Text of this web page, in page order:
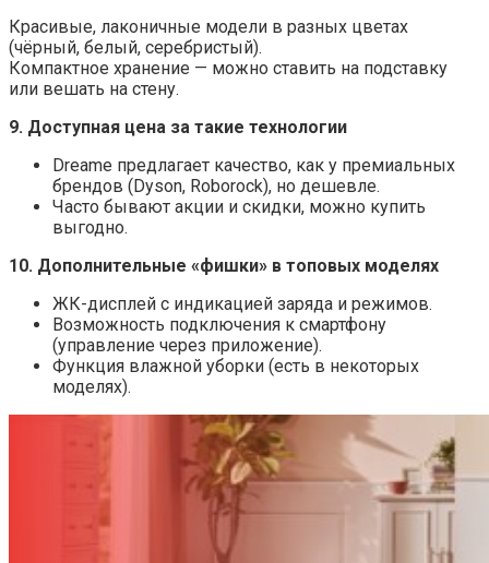
Красивые, лаконичные модели в разных цветах
(чёрный, белый, серебристый).
Компактное хранение — можно ставить на подставку
или вешать на стену.
9. Доступная цена за такие технологии
Dreame предлагает качество, как у премиальных
брендов (Dyson, Roborock), но дешевле.
Часто бывают акции и скидки, можно купить
выгодно.
10. Дополнительные «фишки» в топовых моделях
ЖК-дисплей с индикацией заряда и режимов.
Возможность подключения к смартфону
(управление через приложение).
Функция влажной уборки (есть в некоторых
моделях).